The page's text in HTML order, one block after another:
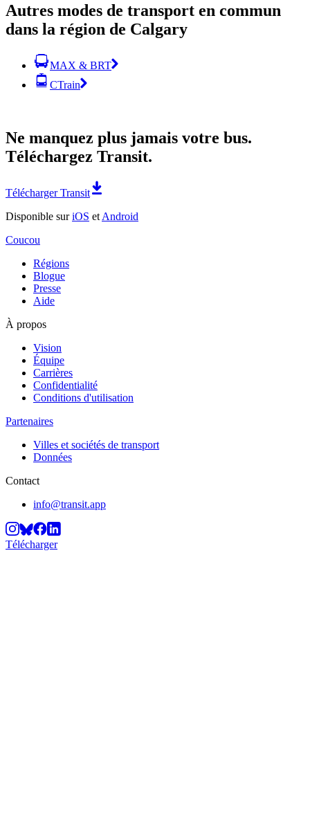
Autres modes de transport en commun
dans la région de Calgary
MAX & BRT
CTrain
Ne manquez plus jamais votre bus.
Téléchargez Transit.
Télécharger Transit
Disponible suriOS et Android
Coucou
Régions
Blogue
Presse
Aide
À propos
Vision
Équipe
Carrières
Confidentialité
Conditions d'utilisation
Partenaires
Villes et sociétés de transport
Données
Contact
info@transit.app
Télécharger